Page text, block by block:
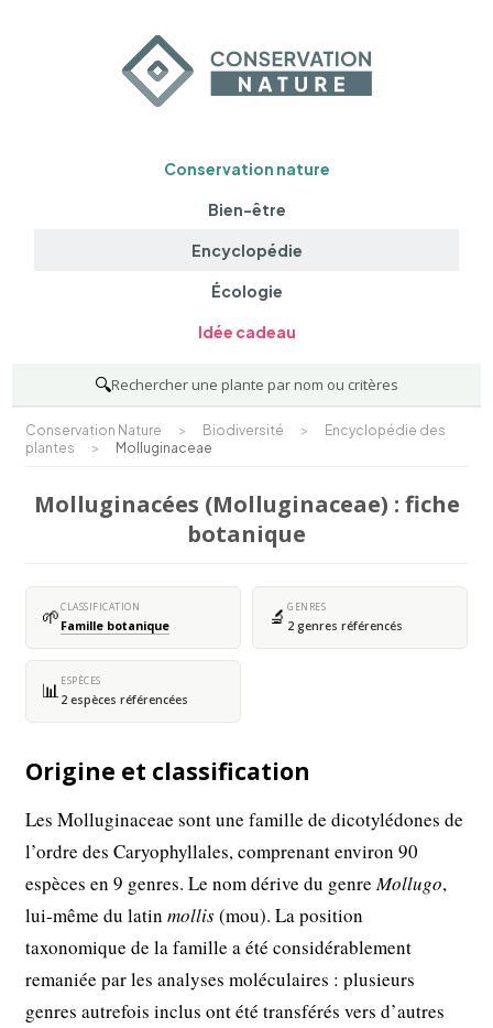
Conservation nature
Bien-être
Encyclopédie
Écologie
Idée cadeau
🔍Rechercher une plante par nom ou critères
Conservation Nature > Biodiversité >
Encyclopédie des
plantes
> Molluginaceae
Molluginacées (Molluginaceae) : fiche
botanique
🌱CLASSIFICATION
Famille botanique 🔬 GENRES
2 genres référencés
📊ESPÈCES
2 espèces référencées
Origine et classification
Les Molluginaceae sont une famille de dicotylédones de
l’ordre des Caryophyllales, comprenant environ 90
espèces en 9 genres. Le nom dérive du genreMollugo,
lui-même du latinmollis(mou). La position
taxonomique de la famille a été considérablement
remaniée par les analyses moléculaires : plusieurs
genres autrefois inclus ont été transférés vers d’autres